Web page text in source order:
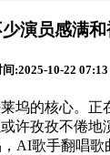
演员感满和
:2025-10-22 07:13
的核心。正
许孜孜不倦地
AI歌手翻唱歌